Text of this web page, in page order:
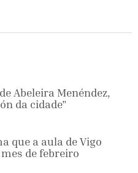
Abeleira Menéndez,
da cidade"
que a aula de Vigo
de febreiro